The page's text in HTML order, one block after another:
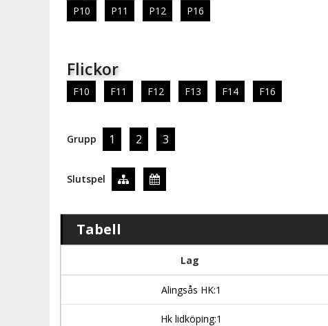
P10 P11 P12 P16
Flickor
F10 F11 F12 F13 F14 F16
Grupp 1 2 3
Slutspel
Tabell
Lag
Alingsås HK:1
Hk lidköping:1